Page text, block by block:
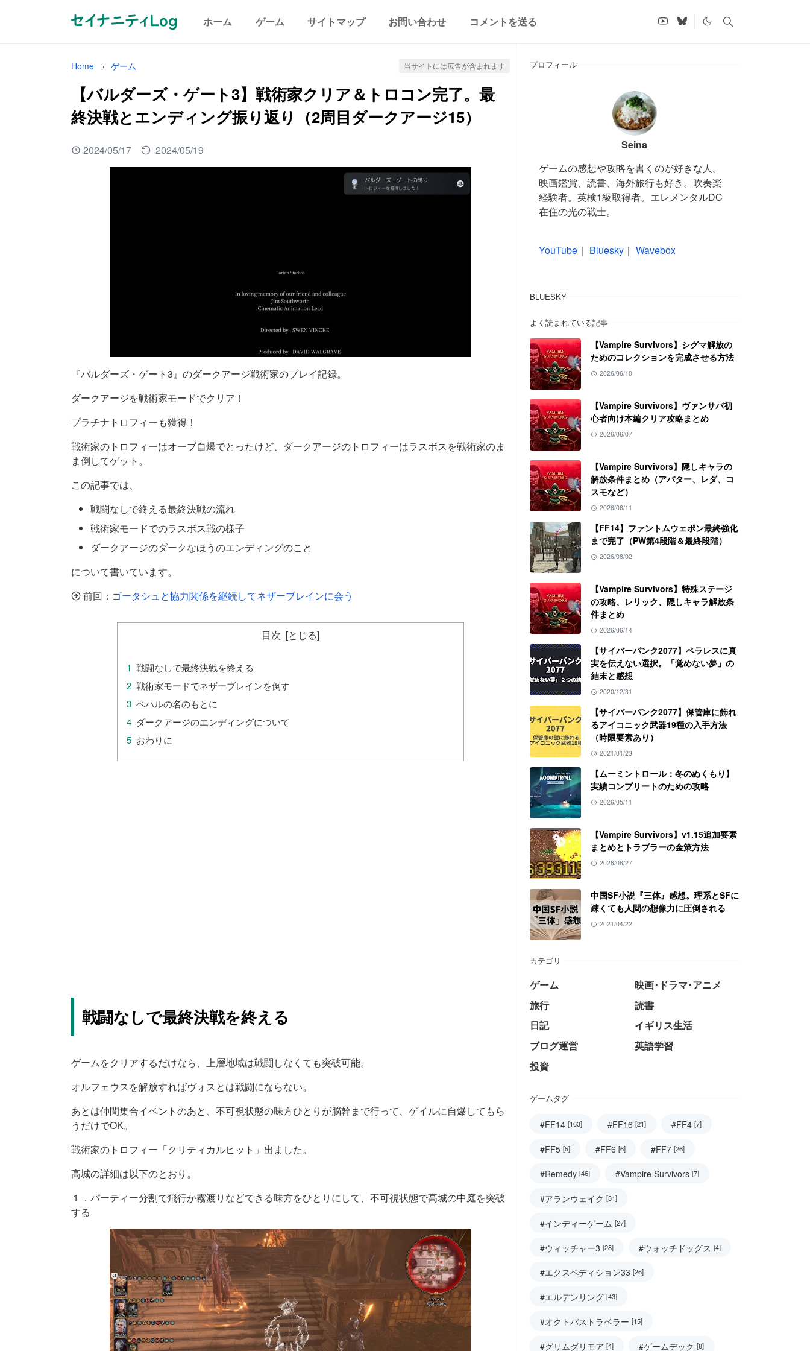
ホーム ゲーム サイトマップ お問い合わせ コメントを送る
Home ゲーム 当サイトには広告が含まれます
【バルダーズ・ゲート3】戦術家クリア＆トロコン完了。最
終決戦とエンディング振り返り（2周目ダークアージ15）
2024/05/17 2024/05/19
『バルダーズ・ゲート3』のダークアージ戦術家のプレイ記録。
ダークアージを戦術家モードでクリア！
プラチナトロフィーも獲得！
戦術家のトロフィーはオーブ自爆でとったけど、ダークアージのトロフィーはラスボスを戦術家のま
ま倒してゲット。
この記事では、
戦闘なしで終える最終決戦の流れ
戦術家モードでのラスボス戦の様子
ダークアージのダークなほうのエンディングのこと
について書いています。
前回： ゴータシュと協力関係を継続してネザーブレインに会う
目次
戦闘なしで最終決戦を終える
戦術家モードでネザーブレインを倒す
ベハルの名のもとに
ダークアージのエンディングについて
おわりに
戦闘なしで最終決戦を終える
ゲームをクリアするだけなら、上層地域は戦闘しなくても突破可能。
オルフェウスを解放すればヴォスとは戦闘にならない。
あとは仲間集合イベントのあと、不可視状態の味方ひとりが脳幹まで行って、ゲイルに自爆してもら
うだけでOK。
戦術家のトロフィー「クリティカルヒット」出ました。
高城の詳細は以下のとおり。
１．パーティー分割で飛行か霧渡りなどできる味方をひとりにして、不可視状態で高城の中庭を突破
する
プロフィール
Seina
ゲームの感想や攻略を書くのが好きな人。
映画鑑賞、読書、海外旅行も好き。吹奏楽
経験者。英検1級取得者。エレメンタルDC
在住の光の戦士。
YouTube ｜ Bluesky ｜ Wavebox
BLUESKY
よく読まれている記事
【Vampire Survivors】シグマ解放の
ためのコレクションを完成させる方法
2026/06/10
【Vampire Survivors】ヴァンサバ初
心者向け本編クリア攻略まとめ
2026/06/07
【Vampire Survivors】隠しキャラの
解放条件まとめ（アバター、レダ、コ
スモなど）
2026/06/11
【FF14】ファントムウェポン最終強化
まで完了（PW第4段階＆最終段階）
2026/08/02
【Vampire Survivors】特殊ステージ
の攻略、レリック、隠しキャラ解放条
件まとめ
2026/06/14
【サイバーパンク2077】ペラレスに真
実を伝えない選択。「覚めない夢」の
結末と感想
2020/12/31
【サイバーパンク2077】保管庫に飾れ
るアイコニック武器19種の入手方法
（時限要素あり）
2021/01/23
【ムーミントロール：冬のぬくもり】
実績コンプリートのための攻略
2026/05/11
【Vampire Survivors】v1.15追加要素
まとめとトラブラーの金策方法
2026/06/27
中国SF小説『三体』感想。理系とSFに
疎くても人間の想像力に圧倒される
2021/04/22
カテゴリ
ゲーム
映画･ドラマ･アニメ
旅行
読書
日記
イギリス生活
ブログ運営
英語学習
投資
ゲームタグ
#FF14 [163] #FF16 [21] #FF4 [7]
#FF5 [5] #FF6 [6] #FF7 [26]
#Remedy [46] #Vampire Survivors [7]
#アランウェイク [31]
#インディーゲーム [27]
#ウィッチャー3 [28] #ウォッチドッグス [4]
#エクスペディション33 [26]
#エルデンリング [43]
#オクトパストラベラー [15]
#グリムグリモア [4] #ゲームデック [8]